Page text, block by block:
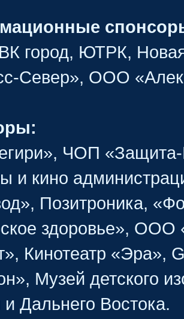
город, ЮТРК, Новая
Север», ООО
ЧОП
и кино
Позитроника,
здоровье»,
Кинотеатр «Эра»,
Музей детского
Дальнего Востока.